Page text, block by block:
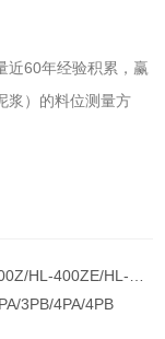
近60年经验积累，赢
浆）的料位测量方
HL-400GZE(产地:日本)
3PB/4PA/4PB